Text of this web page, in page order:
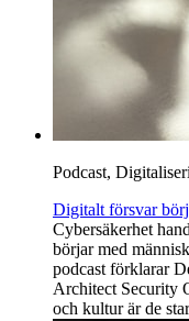
Podcast,
Digitalt försvar
Cybersäkerhet
börjar med
podcast förklarar
Architect Security
och kultur är de